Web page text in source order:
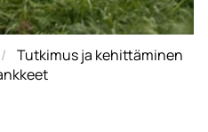
Tutkimus ja kehittäminen